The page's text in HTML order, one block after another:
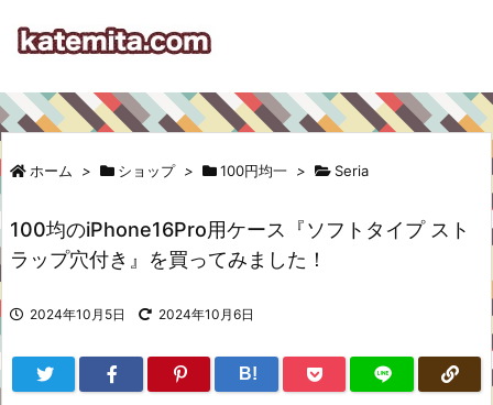
ホーム > ショップ > 100円均一 > Seria
100均のiPhone16Pro用ケース『ソフトタイプ スト
ラップ穴付き』を買ってみました！
2024年10月5日 2024年10月6日
B!